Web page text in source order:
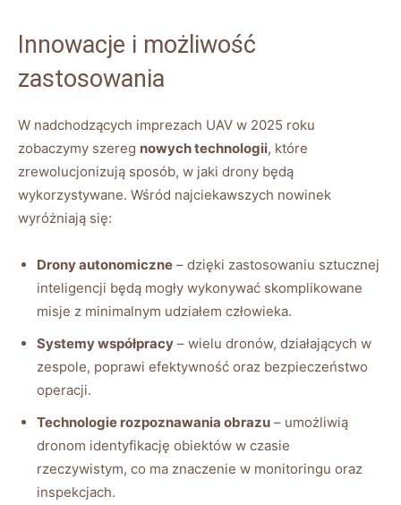
Innowacje i możliwość
‍zastosowania
W nadchodzących ​imprezach UAV⁢ w 2025​ roku
zobaczymy szereg nowych technologii, które
‍zrewolucjonizują ⁢sposób, w jaki ‌drony będą
wykorzystywane. Wśród najciekawszych nowinek⁤
wyróżniają się:
Drony autonomiczne – ‌dzięki zastosowaniu‌ sztucznej
inteligencji będą mogły wykonywać⁤ skomplikowane
misje z minimalnym udziałem człowieka.
Systemy ‍współpracy – wielu ‍dronów, działających w
zespole, poprawi⁤ efektywność oraz bezpieczeństwo
operacji.
Technologie ‌rozpoznawania ‍obrazu – umożliwią
dronom identyfikację obiektów w czasie⁣
rzeczywistym,⁢ co ma⁣ znaczenie ⁣w monitoringu oraz
inspekcjach.